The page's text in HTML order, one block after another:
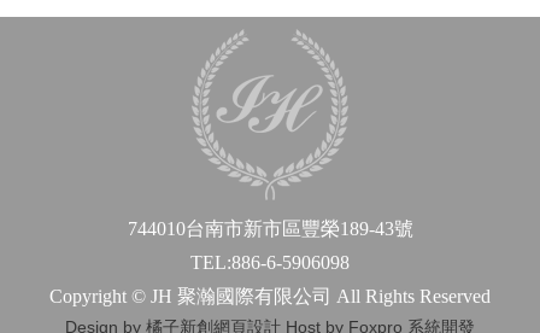
744010台南市新市區豐榮189-43號
TEL:886-6-5906098
Copyright © JH 聚瀚國際有限公司 All Rights Reserved
Design by 橘子新創網頁設計 Host by Foxpro 系統開發